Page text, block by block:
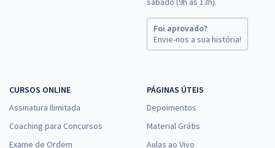
Foi aprovado?
Envie-nos a sua história!
CURSOS ONLINE
Assinatura Ilimitada
Coaching para Concursos
Exame de Ordem
PÁGINAS ÚTEIS
Depoimentos
Material Grátis
Aulas ao Vivo